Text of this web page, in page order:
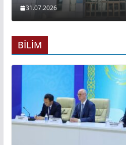
31.07.2026
BİLİM